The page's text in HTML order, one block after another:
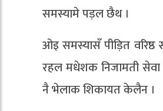
समस्यामे पड़ल छैथ ।
ओइ समस्यासँ पीड़ित
रहल मधेशक निजामती सेवा
नै भेलाक शिकायत केलैन ।